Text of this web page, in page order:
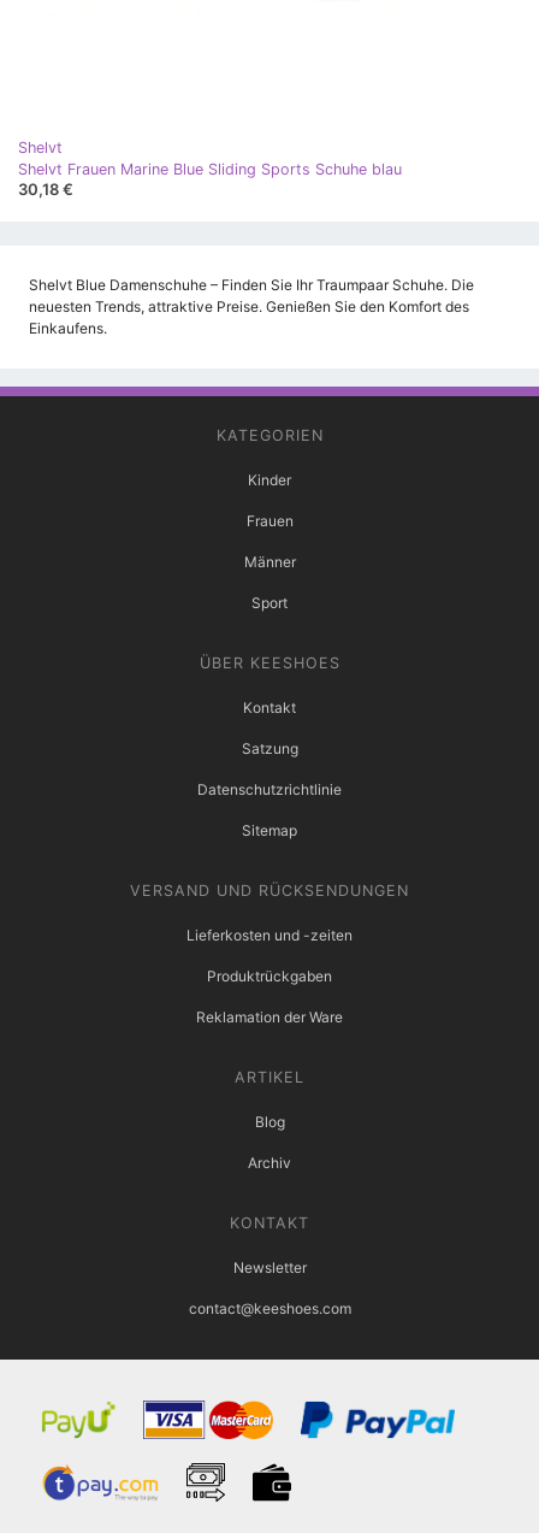
Shelvt
Shelvt Frauen Marine Blue Sliding Sports Schuhe blau
30,18 €
Shelvt Blue Damenschuhe – Finden Sie Ihr Traumpaar Schuhe. Die
neuesten Trends, attraktive Preise. Genießen Sie den Komfort des
Einkaufens.
KATEGORIEN
Kinder
Frauen
Männer
Sport
ÜBER KEESHOES
Kontakt
Satzung
Datenschutzrichtlinie
Sitemap
VERSAND UND RÜCKSENDUNGEN
Lieferkosten und -zeiten
Produktrückgaben
Reklamation der Ware
ARTIKEL
Blog
Archiv
KONTAKT
Newsletter
contact@keeshoes.com